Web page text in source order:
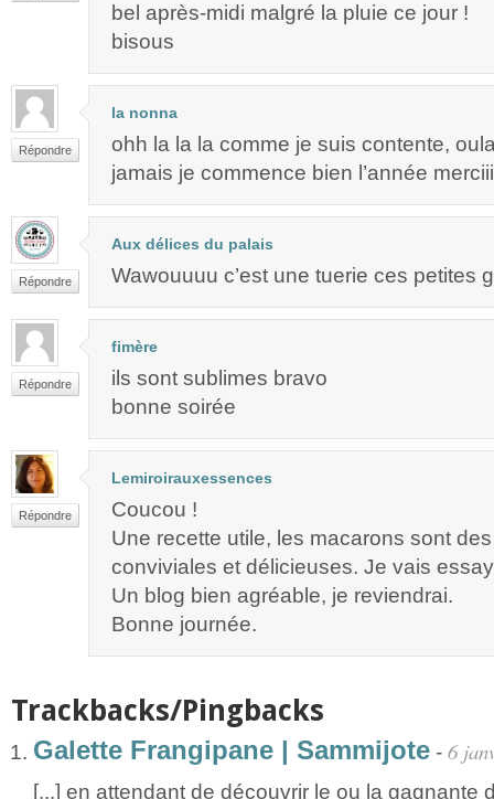
bel après-midi malgré la pluie ce jour !
bisous
Répondre
la nonna
ohh la la la comme je suis contente,
jamais je commence bien l’année
Répondre
Aux délices du palais
Wawouuuu c’est une tuerie ces petites
Répondre
fimère
ils sont sublimes bravo
bonne soirée
Répondre
Lemiroirauxessences
Coucou !
Une recette utile, les macarons sont
conviviales et délicieuses. Je vais
Un blog bien agréable, je reviendrai.
Bonne journée.
Trackbacks/Pingbacks
Galette Frangipane | Sammijote - 6
[...] en attendant de découvrir le ou la gagnante